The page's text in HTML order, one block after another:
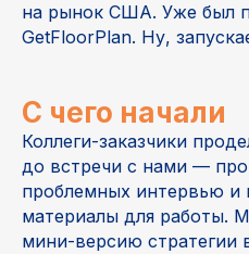
на рынок США. Уже был
GetFloorPlan. Ну,
C чего начали
Коллеги-заказчики
до встречи с нами —
проблемных интервью и
материалы для работы.
мини-версию стратегии